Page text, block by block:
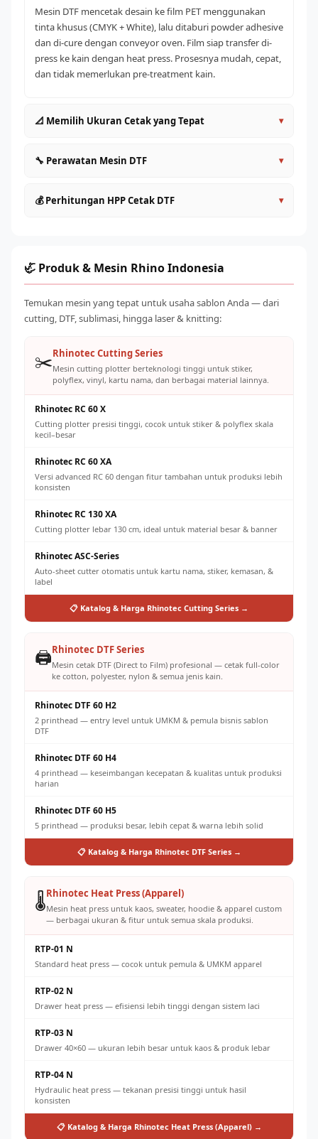
Mesin DTF mencetak desain ke film PET menggunakan
tinta khusus (CMYK + White), lalu ditaburi powder adhesive
dan di-cure dengan conveyor oven. Film siap transfer di-
press ke kain dengan heat press. Prosesnya mudah, cepat,
dan tidak memerlukan pre-treatment kain.
📐 Memilih Ukuran Cetak yang Tepat ▾
satuan
Roll to Roll (>60cm): Kapasitas industri, untuk produksi
🔧 Perawatan Mesin DTF ▾
sesudah operasional
Kalibrasi konveyor oven secara berkala untuk suhu cure
yang konsisten
💰 Perhitungan HPP Cetak DTF ▾
dan penyusutan mesin. Total biaya produksi umumnya Rp
🦏 Produk & Mesin Rhino Indonesia
Temukan mesin yang tepat untuk usaha sablon Anda — dari
cutting, DTF, sublimasi, hingga laser & knitting:
✂️Rhinotec Cutting Series
Mesin cutting plotter berteknologi tinggi untuk stiker,
polyflex, vinyl, kartu nama, dan berbagai material lainnya.
Rhinotec RC 60 X
Cutting plotter presisi tinggi, cocok untuk stiker & polyflex skala
kecil–besar
Rhinotec RC 60 XA
Versi advanced RC 60 dengan fitur tambahan untuk produksi lebih
konsisten
Rhinotec RC 130 XA
Cutting plotter lebar 130 cm, ideal untuk material besar & banner
Rhinotec ASC-Series
Auto-sheet cutter otomatis untuk kartu nama, stiker, kemasan, &
label
📋 Katalog & Harga Rhinotec Cutting Series →
🖨️Rhinotec DTF Series
Mesin cetak DTF (Direct to Film) profesional — cetak full-color
ke cotton, polyester, nylon & semua jenis kain.
Rhinotec DTF 60 H2
2 printhead — entry level untuk UMKM & pemula bisnis sablon
DTF
Rhinotec DTF 60 H4
4 printhead — keseimbangan kecepatan & kualitas untuk produksi
harian
Rhinotec DTF 60 H5
5 printhead — produksi besar, lebih cepat & warna lebih solid
📋 Katalog & Harga Rhinotec DTF Series →
🌡️Rhinotec Heat Press (Apparel)
Mesin heat press untuk kaos, sweater, hoodie & apparel custom
— berbagai ukuran & fitur untuk semua skala produksi.
RTP-01 N
Standard heat press — cocok untuk pemula & UMKM apparel
RTP-02 N
Drawer heat press — efisiensi lebih tinggi dengan sistem laci
RTP-03 N
Drawer 40×60 — ukuran lebih besar untuk kaos & produk lebar
RTP-04 N
Hydraulic heat press — tekanan presisi tinggi untuk hasil
konsisten
📋 Katalog & Harga Rhinotec Heat Press (Apparel) →